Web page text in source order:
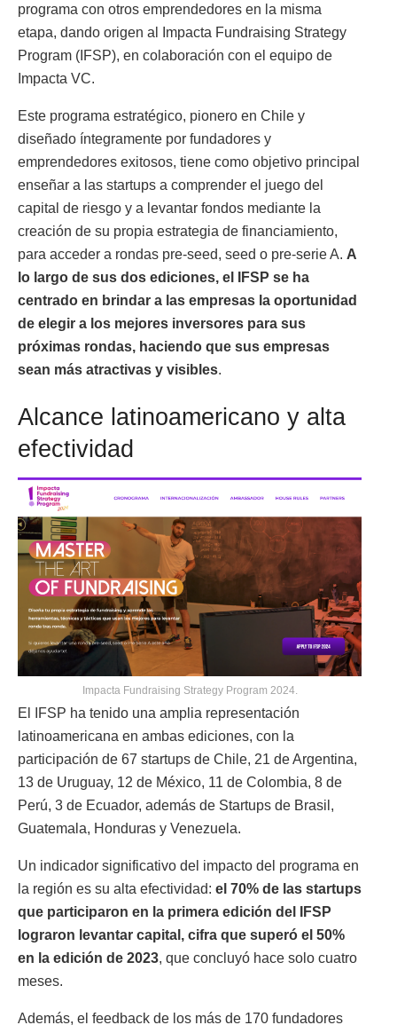
programa con otros emprendedores en la misma
etapa, dando origen al Impacta Fundraising Strategy
Program (IFSP), en colaboración con el equipo de
Impacta VC.
Este programa estratégico, pionero en Chile y
diseñado íntegramente por fundadores y
emprendedores exitosos, tiene como objetivo principal
enseñar a las startups a comprender el juego del
capital de riesgo y a levantar fondos mediante la
creación de su propia estrategia de financiamiento,
para acceder a rondas pre-seed, seed o pre-serie A. A
lo largo de sus dos ediciones, el IFSP se ha
centrado en brindar a las empresas la oportunidad
de elegir a los mejores inversores para sus
próximas rondas, haciendo que sus empresas
sean más atractivas y visibles.
Alcance latinoamericano y alta
efectividad
Impacta Fundraising Strategy Program 2024.
El IFSP ha tenido una amplia representación
latinoamericana en ambas ediciones, con la
participación de 67 startups de Chile, 21 de Argentina,
13 de Uruguay, 12 de México, 11 de Colombia, 8 de
Perú, 3 de Ecuador, además de Startups de Brasil,
Guatemala, Honduras y Venezuela.
Un indicador significativo del impacto del programa en
la región es su alta efectividad: el 70% de las startups
que participaron en la primera edición del IFSP
lograron levantar capital, cifra que superó el 50%
en la edición de 2023, que concluyó hace solo cuatro
meses.
Además, el feedback de los más de 170 fundadores